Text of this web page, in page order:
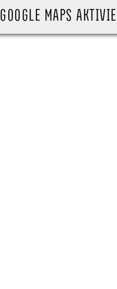
GOOGLE MAPS